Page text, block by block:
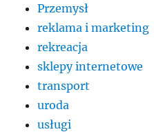
Przemysł
reklama i marketing
rekreacja
sklepy internetowe
transport
uroda
usługi